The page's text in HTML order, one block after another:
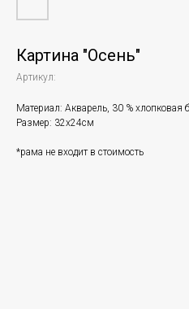
Картина "Осень"
Артикул:
Материал: Акварель, 30 % хлопковая
Размер: 32х24см
*рама не входит в стоимость